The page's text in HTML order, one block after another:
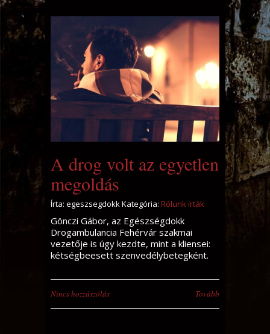
A drog volt az egyetlen
megoldás
Írta: egeszsegdokk Kategória: Rólunk írták
Gönczi Gábor, az Egészségdokk
Drogambulancia Fehérvár szakmai
vezetője is úgy kezdte, mint a kliensei:
kétségbeesett szenvedélybetegként.
Nincs hozzászólás Tovább